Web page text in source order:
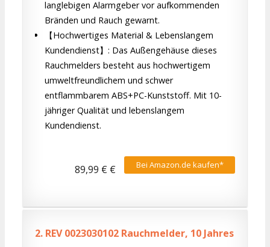
langlebigen Alarmgeber vor aufkommenden
Bränden und Rauch gewarnt.
【Hochwertiges Material & Lebenslangem
Kundendienst】: Das Außengehäuse dieses
Rauchmelders besteht aus hochwertigem
umweltfreundlichem und schwer
entflammbarem ABS+PC-Kunststoff. Mit 10-
jähriger Qualität und lebenslangem
Kundendienst.
Bei Amazon.de kaufen*
89,99 € €
2. REV 0023030102 Rauchmelder, 10 Jahres